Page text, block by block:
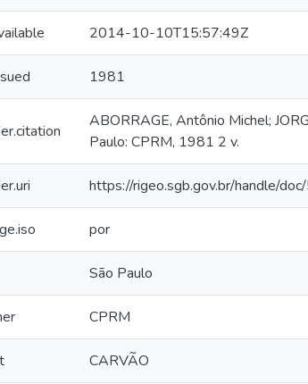
2014-10-10T15:57:49Z
1981
ABORRAGE, Antônio Michel;
Paulo: CPRM, 1981 2 v.
https://rigeo.sgb.gov.br/handle/
por
São Paulo
CPRM
CARVÃO